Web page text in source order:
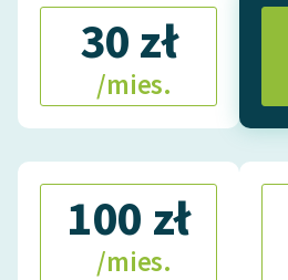
30 zł
/mies.
100 zł
/mies.